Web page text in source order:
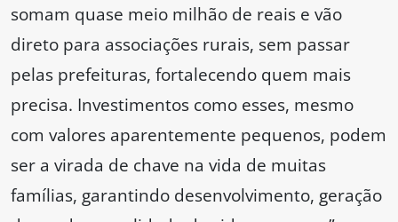
somam quase meio milhão de reais e vão
direto para associações rurais, sem passar
pelas prefeituras, fortalecendo quem mais
precisa. Investimentos como esses, mesmo
com valores aparentemente pequenos, podem
ser a virada de chave na vida de muitas
famílias, garantindo desenvolvimento, geração